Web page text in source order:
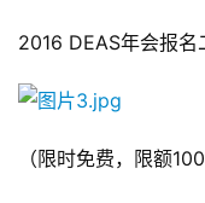
2016 DEAS年会报名
（限时免费，限额